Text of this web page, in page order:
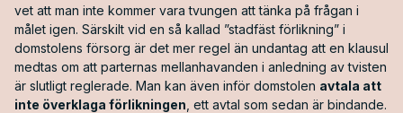
vet att man inte kommer vara tvungen att tänka på frågan i
målet igen. Särskilt vid en så kallad ”stadfäst förlikning” i
domstolens försorg är det mer regel än undantag att en klausul
medtas om att parternas mellanhavanden i anledning av tvisten
är slutligt reglerade. Man kan även inför domstolen avtala att
inte överklaga förlikningen , ett avtal som sedan är bindande.